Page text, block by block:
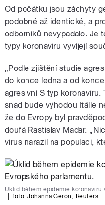
Od počátku jsou záchyty
podobné až identické, a
odborníků nevypadalo. Je
typy koronaviru vyvíjejí
„Podle zjištění studie
do konce ledna a od
agresivní S typ koronaviru.
snad bude výhodou Itálie
že do Evropy byl
doufá Rastislav Maďar.
virus narazil na populaci,
Úklid během epidemie koronaviru
foto:Johanna Geron Reuters